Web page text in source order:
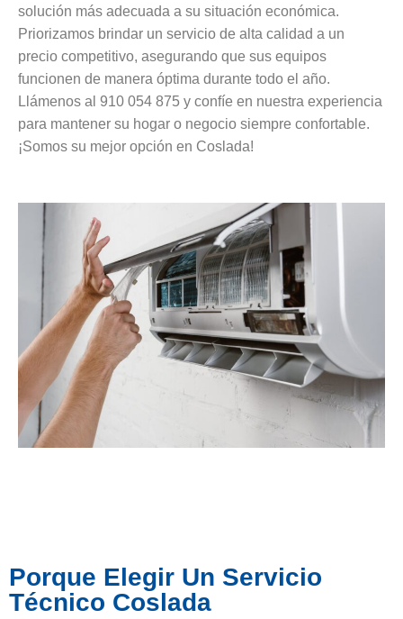
solución más adecuada a su situación económica.
Priorizamos brindar un servicio de alta calidad a un
precio competitivo, asegurando que sus equipos
funcionen de manera óptima durante todo el año.
Llámenos al 910 054 875 y confíe en nuestra experiencia
para mantener su hogar o negocio siempre confortable.
¡Somos su mejor opción en Coslada!
Porque Elegir Un Servicio
Técnico Coslada